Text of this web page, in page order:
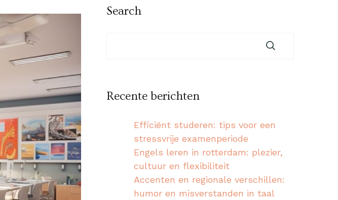
Search
Recente berichten
Efficiënt studeren: tips voor een
stressvrije examenperiode
Engels leren in rotterdam: plezier,
cultuur en flexibiliteit
Accenten en regionale verschillen:
humor en misverstanden in taal